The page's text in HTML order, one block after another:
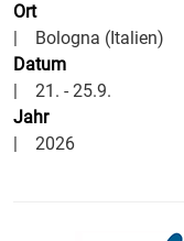
Ort
| Bologna (Italien)
Datum
| 21. - 25.9.
Jahr
| 2026